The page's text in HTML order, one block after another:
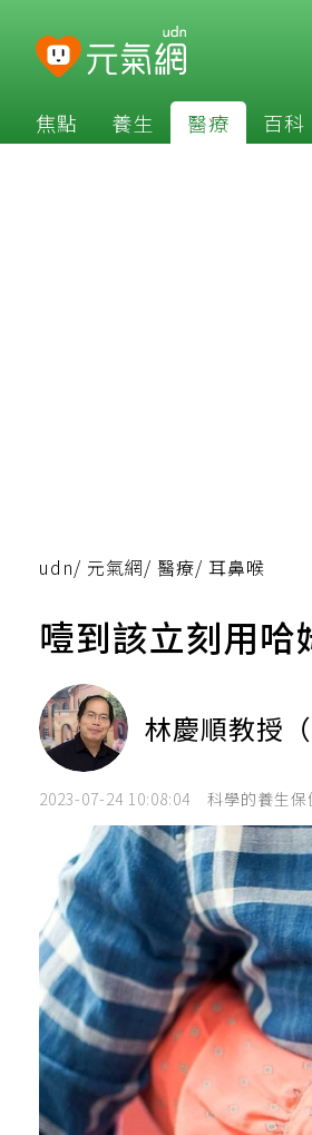
焦點 養生 醫療 百科
udn/ 元氣網/ 醫療/ 耳鼻喉
噎到該立刻用
林慶順教授
2023-07-24 10:08:04 科學的養生